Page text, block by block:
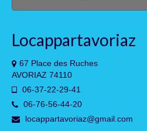
Locappartavoriaz
67 Place des Ruches
AVORIAZ 74110
06-37-22-29-41
06-76-56-44-20
locappartavoriaz@gmail.com